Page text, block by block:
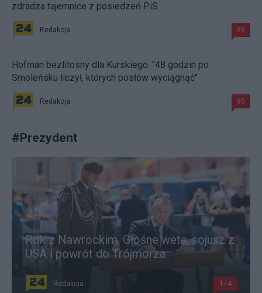
zdradza tajemnice z posiedzeń PiS
Redakcja 89
Hofman bezlitosny dla Kurskiego. "48 godzin po
Smoleńsku liczył, których posłów wyciągnąć"
Redakcja 85
#Prezydent
Rok z Nawrockim. Głośne weta, sojusz z
USA i powrót do Trójmorza
Redakcja 174